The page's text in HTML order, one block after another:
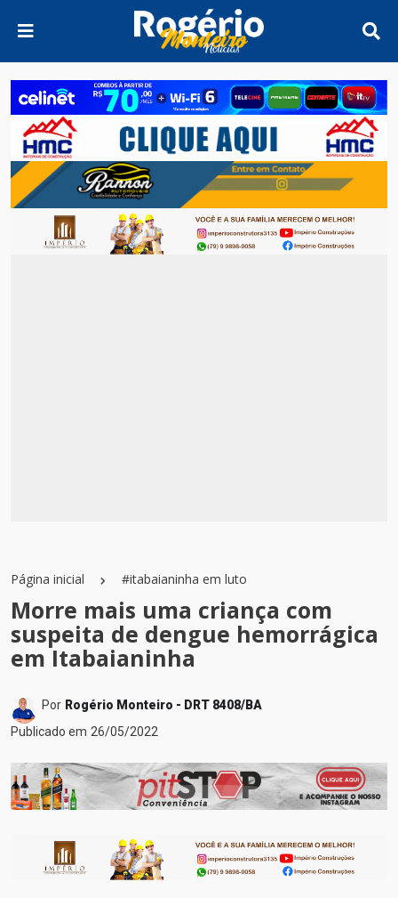
Página inicial #itabaianinha em luto
Morre mais uma criança com
suspeita de dengue hemorrágica
em Itabaianinha
Por Rogério Monteiro - DRT 8408/BA
Publicado em 26/05/2022